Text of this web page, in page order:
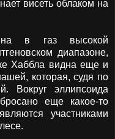
висеть облаком на
в газ высокой
диапазоне,
Хаббла видна еще и
которая, судя по
Вокруг эллипсоида
еще какое-то
участниками